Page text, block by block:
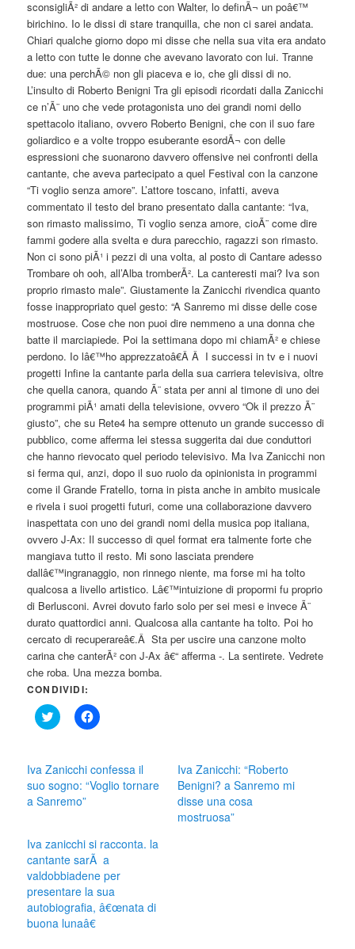
sconsigliÃ² di andare a letto con Walter, lo definÃ¬ un poâ€™
birichino. Io le dissi di stare tranquilla, che non ci sarei andata.
Chiari qualche giorno dopo mi disse che nella sua vita era andato
a letto con tutte le donne che avevano lavorato con lui. Tranne
due: una perchÃ© non gli piaceva e io, che gli dissi di no.
L’insulto di Roberto Benigni Tra gli episodi ricordati dalla Zanicchi
ce n’Ã¨ uno che vede protagonista uno dei grandi nomi dello
spettacolo italiano, ovvero Roberto Benigni, che con il suo fare
goliardico e a volte troppo esuberante esordÃ¬ con delle
espressioni che suonarono davvero offensive nei confronti della
cantante, che aveva partecipato a quel Festival con la canzone
“Ti voglio senza amore”. L’attore toscano, infatti, aveva
commentato il testo del brano presentato dalla cantante: “Iva,
son rimasto malissimo, Ti voglio senza amore, cioÃ¨ come dire
fammi godere alla svelta e dura parecchio, ragazzi son rimasto.
Non ci sono piÃ¹ i pezzi di una volta, al posto di Cantare adesso
Trombare oh ooh, all’Alba tromberÃ². La canteresti mai? Iva son
proprio rimasto male”. Giustamente la Zanicchi rivendica quanto
fosse inappropriato quel gesto: “A Sanremo mi disse delle cose
mostruose. Cose che non puoi dire nemmeno a una donna che
batte il marciapiede. Poi la settimana dopo mi chiamÃ² e chiese
perdono. Io lâ€™ho apprezzatoâ€Â Â I successi in tv e i nuovi
progetti Infine la cantante parla della sua carriera televisiva, oltre
che quella canora, quando Ã¨ stata per anni al timone di uno dei
programmi piÃ¹ amati della televisione, ovvero “Ok il prezzo Ã¨
giusto”, che su Rete4 ha sempre ottenuto un grande successo di
pubblico, come afferma lei stessa suggerita dai due conduttori
che hanno rievocato quel periodo televisivo. Ma Iva Zanicchi non
si ferma qui, anzi, dopo il suo ruolo da opinionista in programmi
come il Grande Fratello, torna in pista anche in ambito musicale
e rivela i suoi progetti futuri, come una collaborazione davvero
inaspettata con uno dei grandi nomi della musica pop italiana,
ovvero J-Ax: Il successo di quel format era talmente forte che
mangiava tutto il resto. Mi sono lasciata prendere
dallâ€™ingranaggio, non rinnego niente, ma forse mi ha tolto
qualcosa a livello artistico. Lâ€™intuizione di propormi fu proprio
di Berlusconi. Avrei dovuto farlo solo per sei mesi e invece Ã¨
durato quattordici anni. Qualcosa alla cantante ha tolto. Poi ho
cercato di recuperareâ€.Â Sta per uscire una canzone molto
carina che canterÃ² con J-Ax â€“ afferma -. La sentirete. Vedrete
che roba. Una mezza bomba.
CONDIVIDI:
Click
to
(Si
apre
in
una
nuova
Fai
clic
Facebook
(Si
apre
in
Iva Zanicchi confessa il
suo sogno: “Voglio tornare
a Sanremo”
Iva Zanicchi: “Roberto
Benigni? a Sanremo mi
disse una cosa
mostruosa”
Iva zanicchi si racconta. la
cantante sarÃ a
valdobbiadene per
presentare la sua
autobiografia, â€œnata di
buona lunaâ€